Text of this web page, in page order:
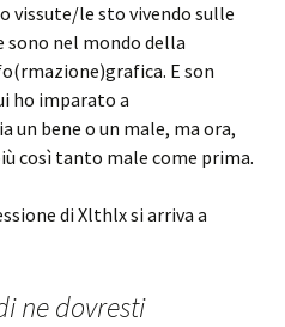
vissute/le sto vivendo sulle
sono nel mondo della
E son
ho imparato a
un bene o un male, ma ora,
così tanto male come prima.
di Xlthlx si arriva a
ne dovresti